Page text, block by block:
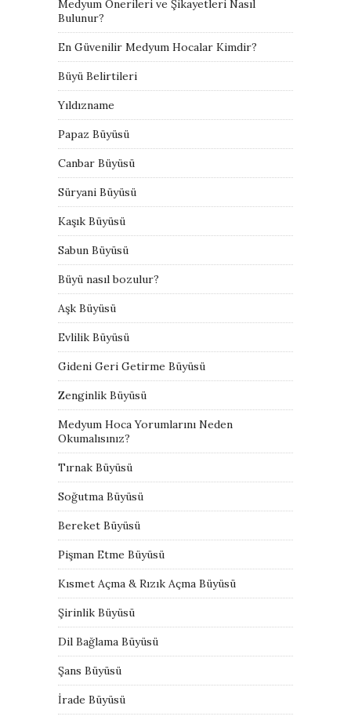
Medyum Önerileri ve Şikayetleri Nasıl
Bulunur?
En Güvenilir Medyum Hocalar Kimdir?
Büyü Belirtileri
Yıldızname
Papaz Büyüsü
Canbar Büyüsü
Süryani Büyüsü
Kaşık Büyüsü
Sabun Büyüsü
Büyü nasıl bozulur?
Aşk Büyüsü
Evlilik Büyüsü
Gideni Geri Getirme Büyüsü
Zenginlik Büyüsü
Medyum Hoca Yorumlarını Neden
Okumalısınız?
Tırnak Büyüsü
Soğutma Büyüsü
Bereket Büyüsü
Pişman Etme Büyüsü
Kısmet Açma & Rızık Açma Büyüsü
Şirinlik Büyüsü
Dil Bağlama Büyüsü
Şans Büyüsü
İrade Büyüsü